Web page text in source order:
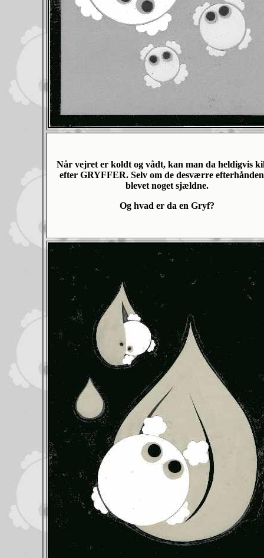
Når vejret er koldt og vådt, kan man da heldigvis
efter GRYFFER. Selv om de desværre
blevet noget sjældne.
Og hvad er da en Gryf?